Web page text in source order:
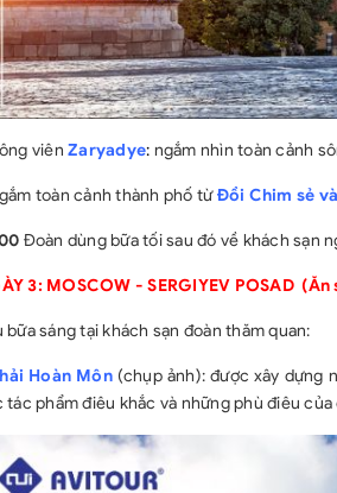
viên Zaryadye: ngắm nhìn toàn cảnh
toàn cảnh thành phố từĐồi Chim sẻ
Đoàn dùng bữa tối sau đó về khách sạn
3: MOSCOW - SERGIYEV POSAD
bữa sáng tại khách sạn đoàn thăm quan:
Hoàn Môn (chụp ảnh): được xây dựng
tác phẩm điêu khắc và những phù điêu của